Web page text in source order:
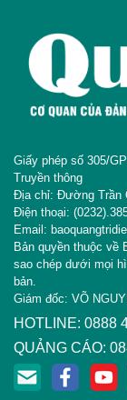
Giấy phép số 305/
Truyền thông
Địa chỉ: Đường Trần
Điện thoại:
Email:
Bản quyền thuộc về
sao chép dưới mọi
bản.
Giám đốc: VÕ
HOTLINE: 0888
QUẢNG CÁO: